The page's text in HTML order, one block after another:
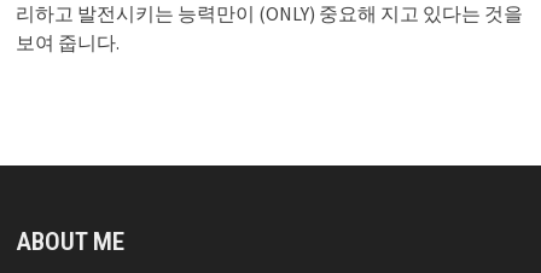
리하고 발전시키는 능력만이 (ONLY) 중요해 지고 있다는 것을
보여 줍니다.
ABOUT ME